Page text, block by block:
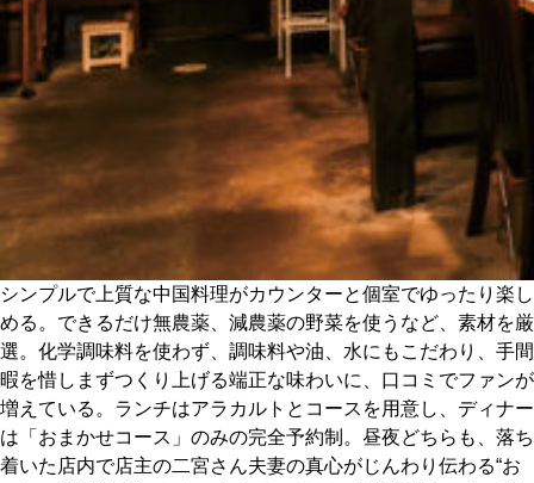
紹介します。
おすすめのイベント
シンプルで上質な中国料理がカウンターと個室でゆったり楽し
める。できるだけ無農薬、減農薬の野菜を使うなど、素材を厳
選。化学調味料を使わず、調味料や油、水にもこだわり、手間
暇を惜しまずつくり上げる端正な味わいに、口コミでファンが
増えている。ランチはアラカルトとコースを用意し、ディナー
は「おまかせコース」のみの完全予約制。昼夜どちらも、落ち
着いた店内で店主の二宮さん夫妻の真心がじんわり伝わる“お